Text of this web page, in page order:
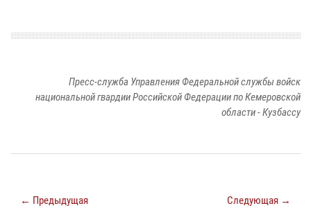
Пресс-служба Управления Федеральной службы войск
национальной гвардии Российской Федерации по Кемеровской
области - Кузбассу
← Предыдущая Следующая →